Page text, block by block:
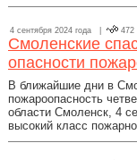
4 сентября 2024 года | 472
Смоленские
опасности
В ближайшие дни в
пожароопасность
области Смоленск, 4
высокий класс